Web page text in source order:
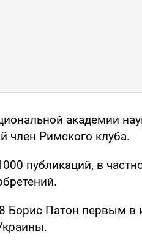
академии
член Римского клуба.
публикаций, в
Борис Патон первым в